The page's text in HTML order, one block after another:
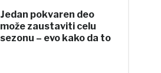
Jedan pokvaren deo
može zaustaviti celu
sezonu – evo kako da to